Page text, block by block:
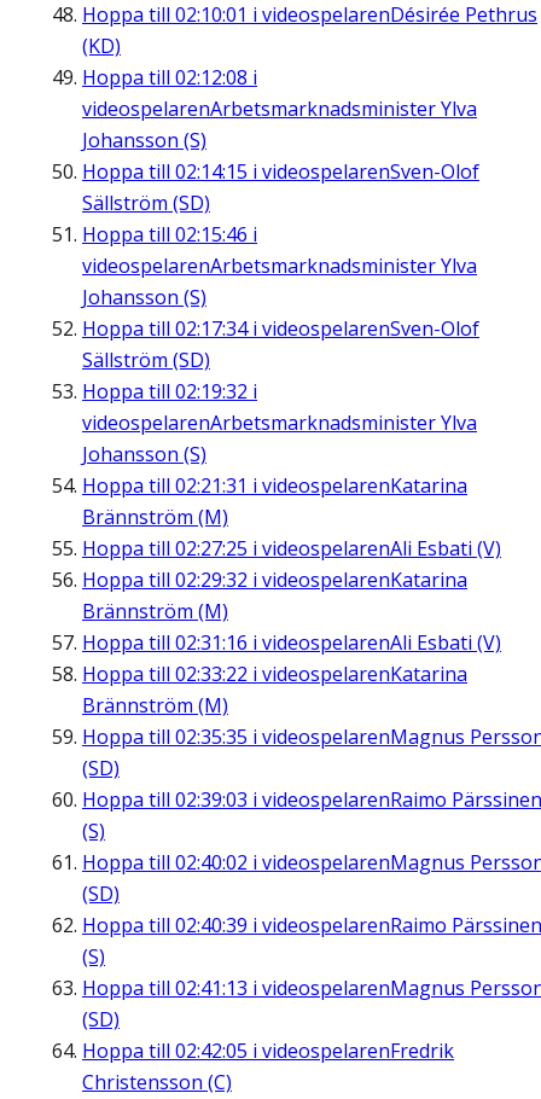
Hoppa till 02:10:01 i videospelarenDésirée Pethrus
(KD)
Hoppa till 02:12:08 i
videospelarenArbetsmarknadsminister Ylva
Johansson (S)
Hoppa till 02:14:15 i videospelarenSven-Olof
Sällström (SD)
Hoppa till 02:15:46 i
videospelarenArbetsmarknadsminister Ylva
Johansson (S)
Hoppa till 02:17:34i videospelarenSven-Olof
Sällström (SD)
Hoppa till 02:19:32 i
videospelarenArbetsmarknadsminister Ylva
Johansson (S)
Hoppa till 02:21:31 i videospelarenKatarina
Brännström (M)
Hoppa till 02:27:25 i videospelarenAli Esbati (V)
Hoppa till 02:29:32 i videospelarenKatarina
Brännström (M)
Hoppa till 02:31:16 i videospelarenAli Esbati (V)
Hoppa till 02:33:22 i videospelarenKatarina
Brännström (M)
Hoppa till 02:35:35 i videospelarenMagnus
(SD)
Hoppa till 02:39:03 i videospelarenRaimo Pärssinen
(S)
Hoppa till 02:40:02 i videospelarenMagnus
(SD)
Hoppa till 02:40:39 i videospelarenRaimo Pärssinen
(S)
Hoppa till 02:41:13 i videospelarenMagnus
(SD)
Hoppa till 02:42:05 i videospelarenFredrik
Christensson (C)